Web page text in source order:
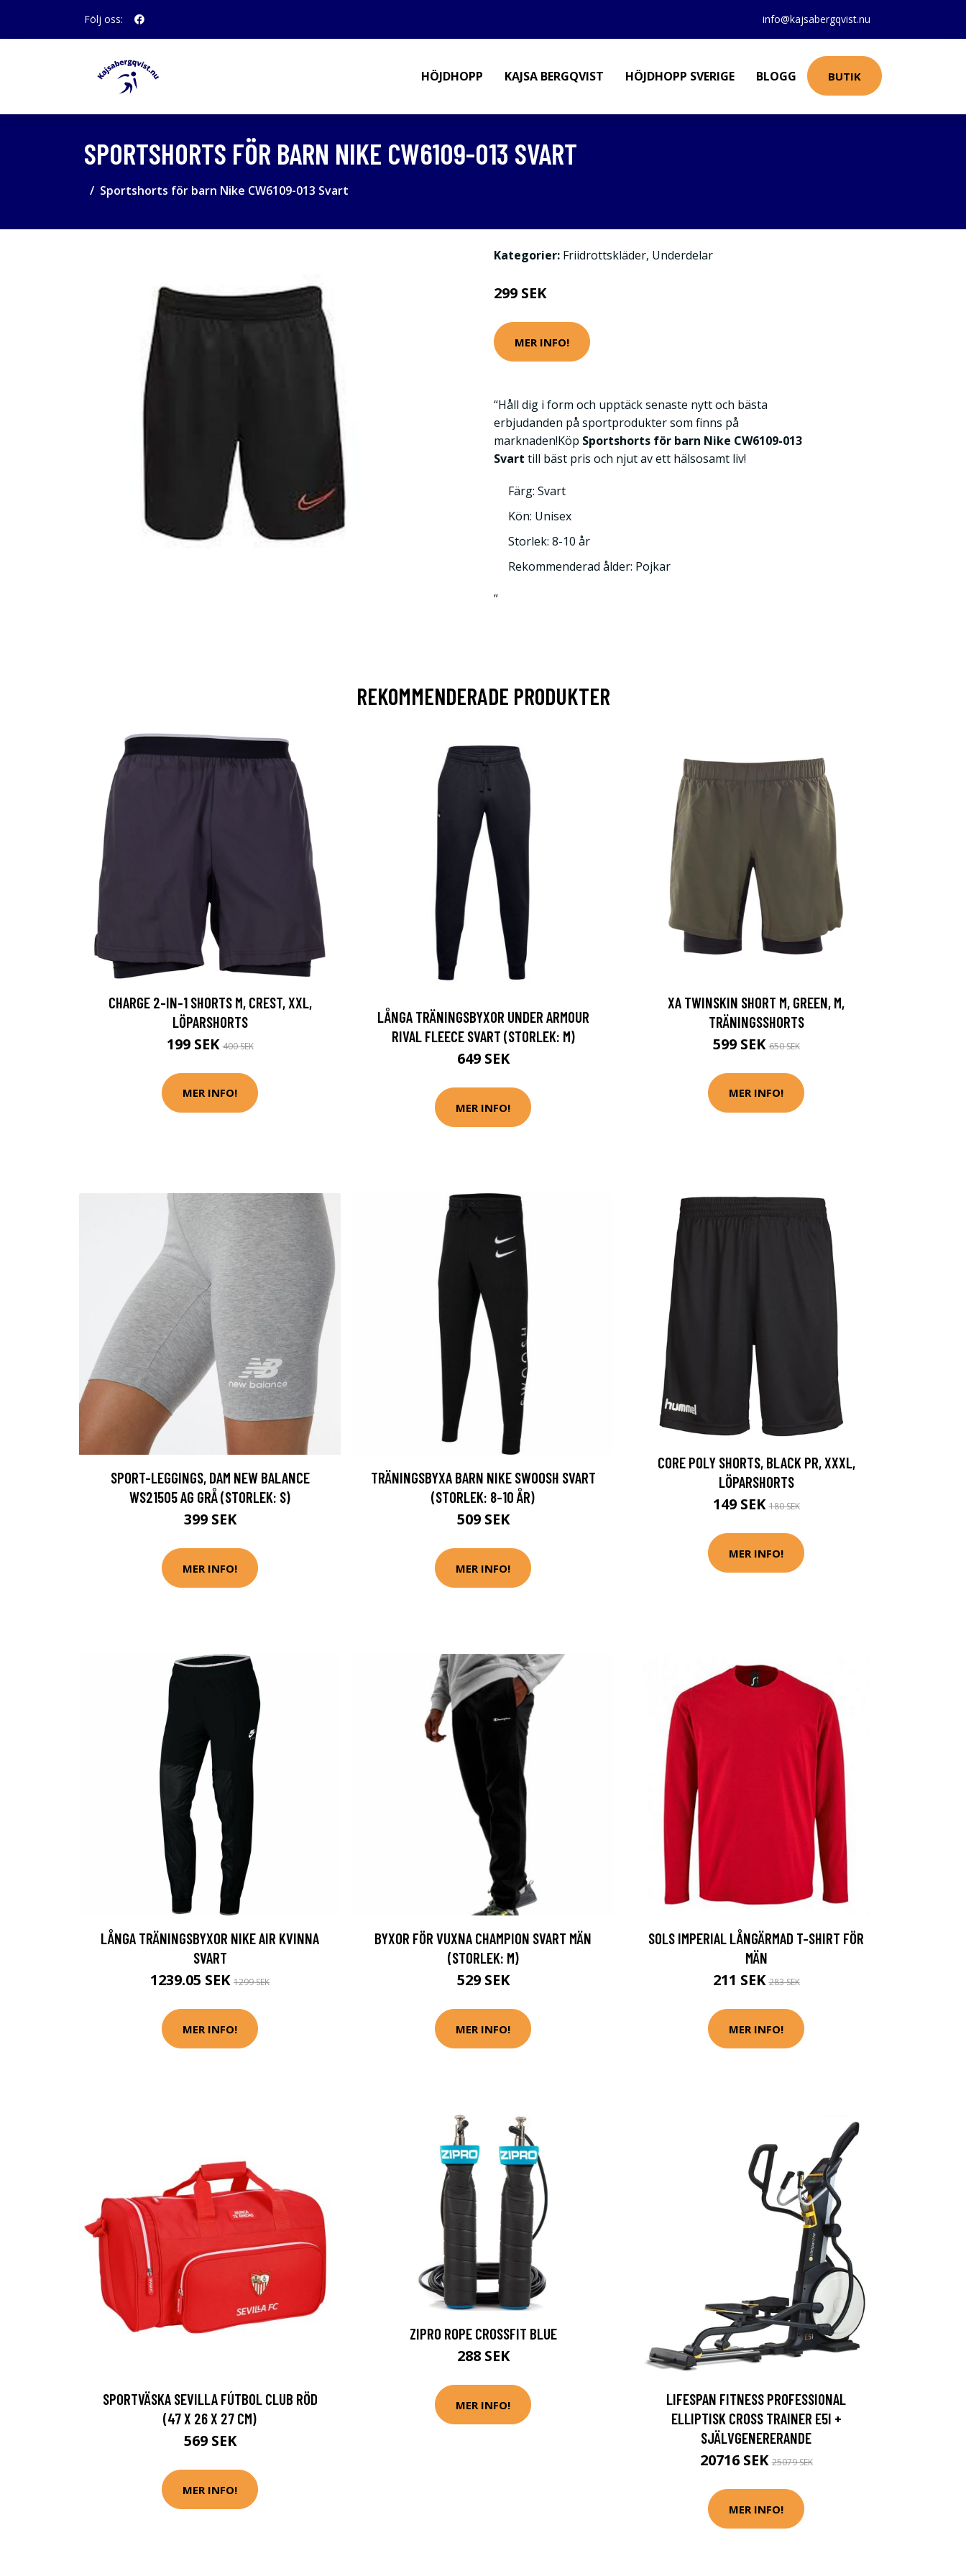
Följ oss: info@kajsabergqvist.nu
HÖJDHOPP KAJSA BERGQVIST HÖJDHOPP SVERIGE BLOGG BUTIK
SPORTSHORTS FÖR BARN NIKE CW6109-013 SVART
Sportshorts för barn Nike CW6109-013 Svart
Kategorier: Friidrottskläder, Underdelar
299 SEK
MER INFO!
“Håll dig i form och upptäck senaste nytt och bästa
erbjudanden på sportprodukter som finns på
marknaden!Köp Sportshorts för barn Nike CW6109-013
Svart till bäst pris och njut av ett hälsosamt liv!
Färg: Svart
Kön: Unisex
Storlek: 8-10 år
Rekommenderad ålder: Pojkar
”
REKOMMENDERADE PRODUKTER
CHARGE 2-IN-1 SHORTS M, CREST, XXL,
LÖPARSHORTS
199 SEK400 SEK
MER INFO!
LÅNGA TRÄNINGSBYXOR UNDER ARMOUR
RIVAL FLEECE SVART (STORLEK: M)
649 SEK
MER INFO!
XA TWINSKIN SHORT M, GREEN, M,
TRÄNINGSSHORTS
599 SEK650 SEK
MER INFO!
SPORT-LEGGINGS, DAM NEW BALANCE
WS21505 AG GRÅ (STORLEK: S)
399 SEK
MER INFO!
TRÄNINGSBYXA BARN NIKE SWOOSH SVART
(STORLEK: 8-10 ÅR)
509 SEK
MER INFO!
CORE POLY SHORTS, BLACK PR, XXXL,
LÖPARSHORTS
149 SEK180 SEK
MER INFO!
LÅNGA TRÄNINGSBYXOR NIKE AIR KVINNA
SVART
1239.05 SEK 1299 SEK
MER INFO!
BYXOR FÖR VUXNA CHAMPION SVART MÄN
(STORLEK: M)
529 SEK
MER INFO!
SOLS IMPERIAL LÅNGÄRMAD T-SHIRT FÖR
MÄN
211 SEK283 SEK
MER INFO!
SPORTVÄSKA SEVILLA FÚTBOL CLUB RÖD
(47 X 26 X 27 CM)
569 SEK
MER INFO!
ZIPRO ROPE CROSSFIT BLUE
288 SEK
MER INFO!
LIFESPAN FITNESS PROFESSIONAL
ELLIPTISK CROSS TRAINER E5I +
SJÄLVGENERERANDE
20716 SEK25079 SEK
MER INFO!